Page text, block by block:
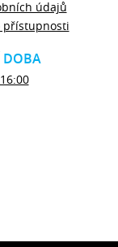
údajů
přístupnosti
DOBA